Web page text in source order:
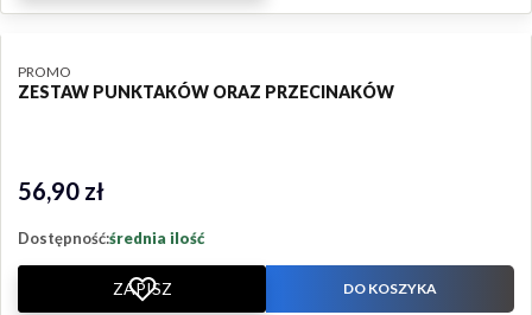
ZESTAW PUNKTAKÓW ORAZ PRZECINAKÓW
PRODUCENT
PROMO
Cena
56,90 zł
Dostępność:średnia ilość
ZAPISZ DO KOSZYKA